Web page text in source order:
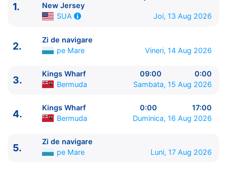
New Jersey, SUA
Independence of the Seas
1.
New Jersey
SUA Joi, 13 Aug 2026
2.
Zi de navigare
pe Mare
Vineri, 14 Aug 2026
3.
Kings Wharf 09:00
0:00
Bermuda
Sambata, 15 Aug 2026
4.
Kings Wharf 0:00
17:00
Bermuda
Duminica, 16 Aug 2026
5.
Zi de navigare
pe Mare
Luni, 17 Aug 2026